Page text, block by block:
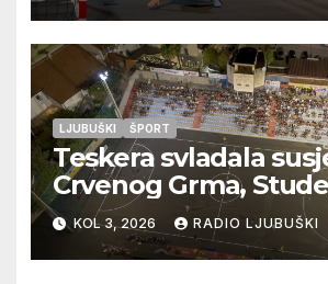
LJUBUŠKI ŠPORT
Teskera svladala
Crvenog Grma,
deklasirali Radišiće,
na programu četiri
utakmice
KOL 3, 2026 RADIO LJUBUŠKI